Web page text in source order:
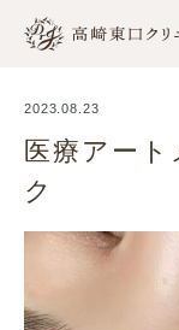
2023.08.23
医療アー
ク